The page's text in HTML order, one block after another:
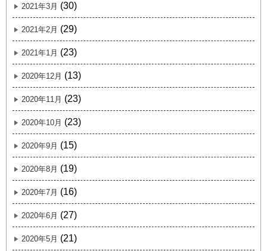
2021年3月 (30)
2021年2月 (29)
2021年1月 (23)
2020年12月 (13)
2020年11月 (23)
2020年10月 (23)
2020年9月 (15)
2020年8月 (19)
2020年7月 (16)
2020年6月 (27)
2020年5月 (21)